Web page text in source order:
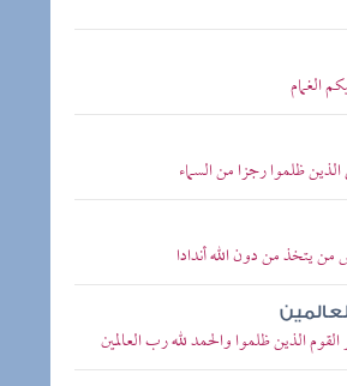
الغمام
الذين ظلموا رجزا من السماء
من يتخذ من دون الله أندادا
الذين ظلموا والحمد لله رب العالمين